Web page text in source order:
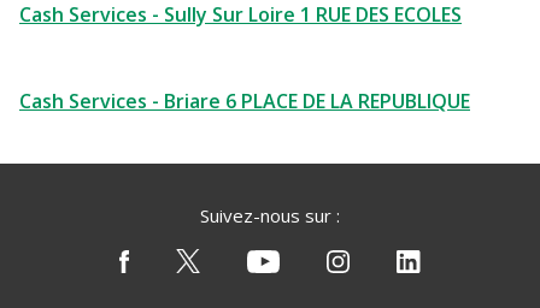
Cash Services - Sully Sur Loire 1 RUE DES ECOLES
Cash Services - Briare 6 PLACE DE LA REPUBLIQUE
Suivez-nous sur :